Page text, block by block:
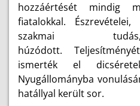
hozzáértését mindig
fiatalokkal.
szakmai
húzódott.
ismerték el
Nyugállományba
hatállyal került sor.